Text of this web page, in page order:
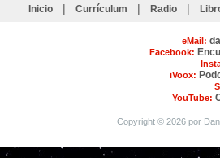
Inicio | Currículum | Radio |
eMail:
Facebook:
iVoox:
YouTube:
Copyright © 2026 por